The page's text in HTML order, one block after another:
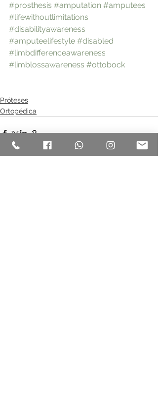
#prosthesis #amputation #amputees
#lifewithoutlimitations
#disabilityawareness
#amputeelifestyle #disabled
#limbdifferenceawareness
#limblossawareness #ottobock
Próteses
Ortopédica